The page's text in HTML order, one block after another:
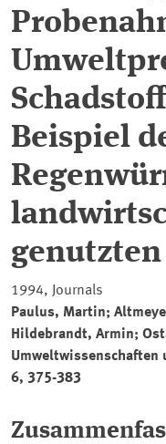
Beispiel
1994, Journals
Paulus, Martin;
Hildebrandt, Armin;
Umweltwissenschaften
6, 375-383